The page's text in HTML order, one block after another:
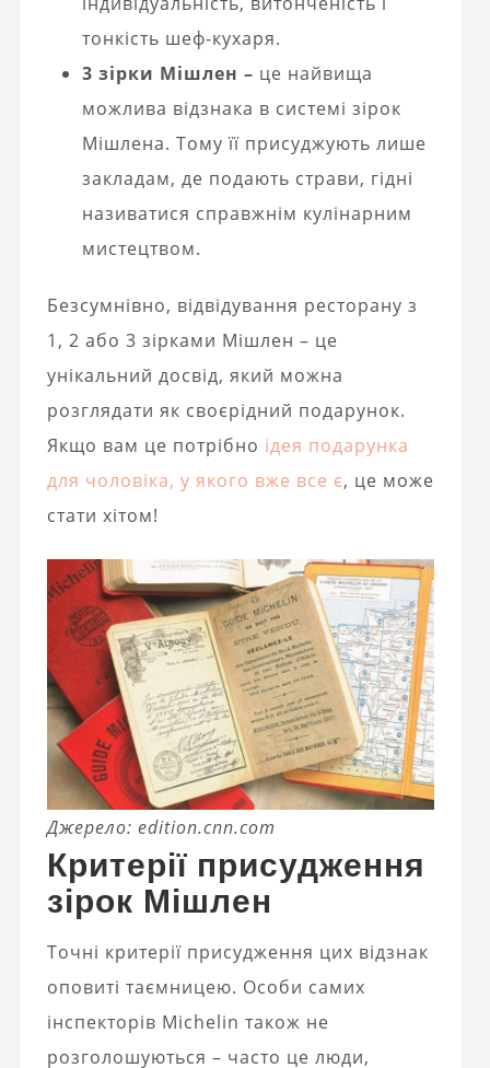
тонкість шеф-кухаря.
3 зірки Мішлен – це найвища
можлива відзнака в системі зірок
Мішлена. Тому її присуджують лише
закладам, де подають страви, гідні
називатися справжнім кулінарним
мистецтвом.
Безсумнівно, відвідування ресторану з
1, 2 або 3 зірками Мішлен – це
унікальний досвід, який можна
розглядати як своєрідний подарунок.
Якщо вам це потрібно ідея подарунка
для чоловіка, у якого вже все є, це може
стати хітом!
Джерело: edition.cnn.com
Критерії присудження
зірок Мішлен
Точні критерії присудження цих відзнак
оповиті таємницею. Особи самих
інспекторів Michelin також не
розголошуються – часто це люди,